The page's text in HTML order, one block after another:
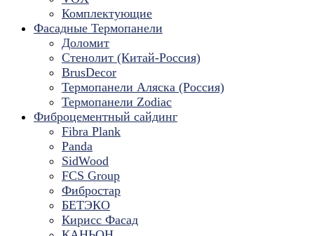
Комплектующие
Фасадные Термопанели
Доломит
Стенолит (Китай-Россия)
BrusDecor
Термопанели Аляска (Россия)
Термопанели Zodiac
Фиброцементный сайдинг
Fibra Plank
Panda
SidWood
FCS Group
Фибростар
БЕТЭКО
Кирисс Фасад